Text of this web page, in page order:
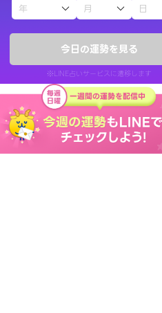
今日の運勢を見る
※LINE占いサービスに遷移します
えもじの子（占）12星座占い
知らせ
しゃべりしたくて鑑定を
ます(笑)
ピカイチ！
50代 女性